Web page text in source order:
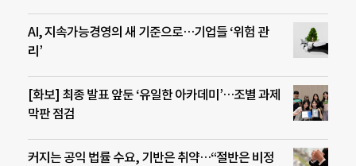
AI, 지속가능경영의 새 기준으로…기업들 ‘위험 관
리’
[화보] 최종 발표 앞둔 ‘유일한 아카데미’…조별 과제
막판 점검
커지는 공익 법률 수요, 기반은 취약…“절반은 비정